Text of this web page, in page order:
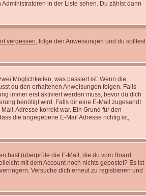
in der Liste sehen. Du zählst dann
vergessen, folge den Anweisungen und du solltest
Möglichkeiten, was passiert ist: Wenn die
du den erhaltenen Anweisungen folgen. Falls
immer erst aktiviert werden muss, bevor du dich
benötigt wird. Falls dir eine E-Mail zugesandt
Adresse korrekt war. Ein Grund für den
die angegebene E-Mail Adresse richtig ist,
hast (überprüfe die E-Mail, die du vom Board
mit dem Account noch nichts gepostet? Es ist
Versuche dich erneut zu registrieren und